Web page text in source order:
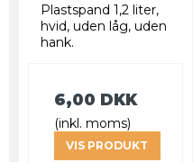
Plastspand 1,2 liter,
hvid, uden låg, uden
hank.
6,00 DKK
(inkl. moms)
VIS PRODUKT